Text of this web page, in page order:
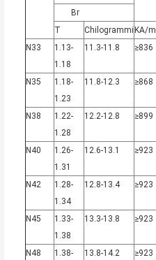
Br
T
ChilogrammiKA/m
N33
1.13-
1.18
11.3-11.8 ≥836
N35
1.18-
1.23
11.8-12.3 ≥868
N38
1.22-
1.28
12.2-12.8 ≥899
N40
1.26-
1.31
12.6-13.1 ≥923
N42
1.28-
1.34
12.8-13.4 ≥923
N45
1.33-
1.38
13.3-13.8 ≥923
N48
1.38-
13.8-14.2 ≥923